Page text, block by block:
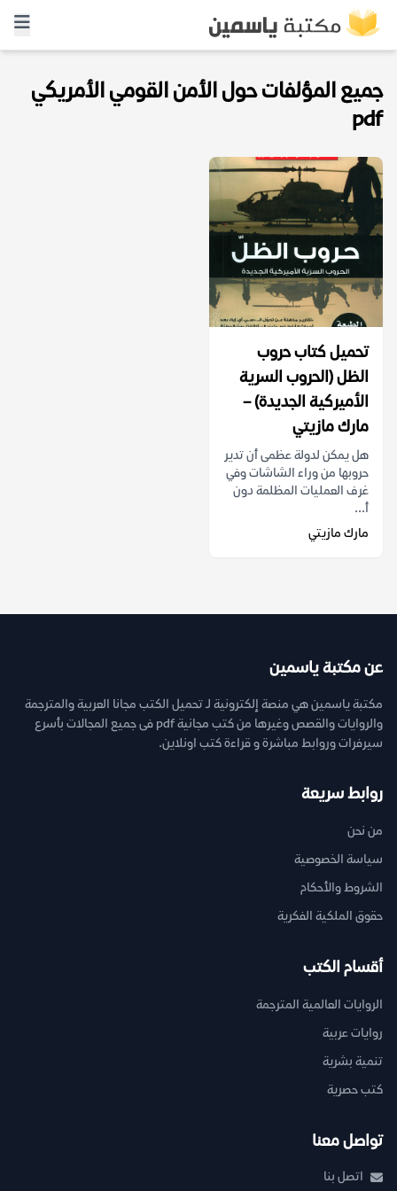
جميع المؤلفات حول الأمن القومي الأمريكي
pdf
تحميل كتاب حروب
الظل (الحروب السرية
الأميركية الجديدة) –
مارك مازيتي
هل يمكن لدولة عظمى أن تدير
حروبها من وراء الشاشات وفي
غرف العمليات المظلمة دون
أ...
مارك مازيتي
عن مكتبة ياسمين
مكتبة ياسمين هي منصة إلكترونية لـ تحميل الكتب مجانا العربية والمترجمة
والروايات والقصص وغيرها من كتب مجانية pdf فى جميع المجالات بأسرع
سيرفرات وروابط مباشرة و قراءة كتب اونلاين.
روابط سريعة
من نحن
سياسة الخصوصية
الشروط والأحكام
حقوق الملكية الفكرية
أقسام الكتب
الروايات العالمية المترجمة
روايات عربية
تنمية بشرية
كتب حصرية
تواصل معنا
اتصل بنا